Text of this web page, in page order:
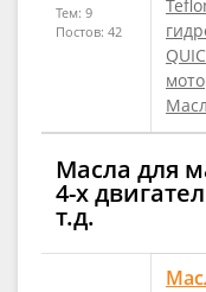
Тем: 9
Постов: 42
Масла для
4-х
т.д.